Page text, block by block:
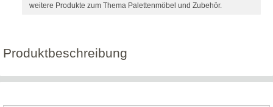
weitere Produkte zum Thema Palettenmöbel und Zubehör.
Produktbeschreibung